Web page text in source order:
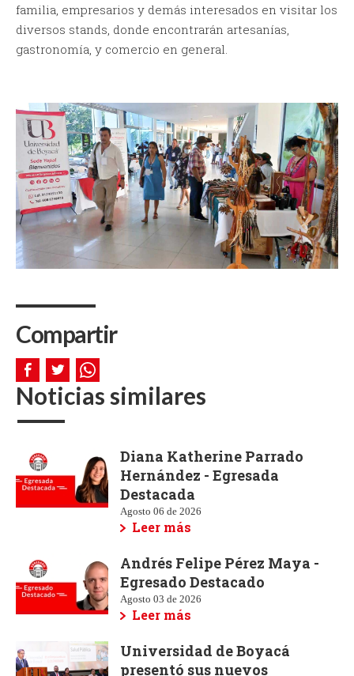
familia, empresarios y demás interesados en visitar los
diversos stands, donde encontrarán artesanías,
gastronomía, y comercio en general.
Compartir
Noticias similares
Diana Katherine Parrado
Hernández - Egresada
Destacada
Agosto 06 de 2026
Leer más
Andrés Felipe Pérez Maya -
Egresado Destacado
Agosto 03 de 2026
Leer más
Universidad de Boyacá
presentó sus nuevos